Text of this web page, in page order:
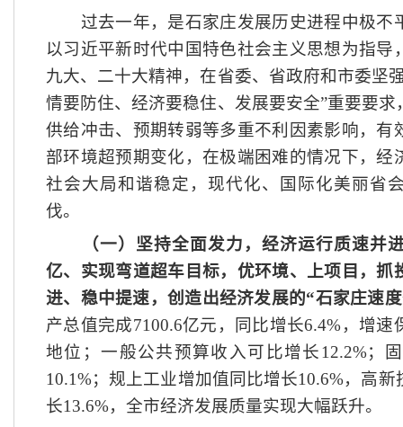
过去一年，是石家庄发展历史进程中极不
以习近平新时代中国特色社会主义思想为指导
九大、二十大精神，在省委、省政府和市委坚
情要防住、经济要稳住、发展要安全”重要要
供给冲击、预期转弱等多重不利因素影响，有
部环境超预期变化，在极端困难的情况下，经
社会大局和谐稳定，现代化、国际化美丽省
伐。
（一）坚持全面发力，经济运行质速并
亿、实现弯道超车目标，优环境、上项目，抓
进、稳中提速，创造出经济发展的“石家庄速
产总值完成7100.6亿元，同比增长6.4%，增
地位；一般公共预算收入可比增长12.2%；
10.1%；规上工业增加值同比增长10.6%，高
长13.6%，全市经济发展质量实现大幅跃升。